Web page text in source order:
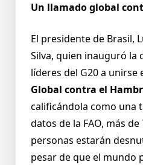
Un llamado global
El presidente de Brasil,
Silva, quien inauguró la
líderes del G20 a unirse
Global contra el
calificándola como una
datos de la FAO, más
personas estarán
pesar de que el mundo